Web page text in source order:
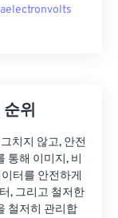
위
치지 않고, 안전
통해 이미지, 비
터를 안전하게
, 그리고 철저한
철저히 관리합